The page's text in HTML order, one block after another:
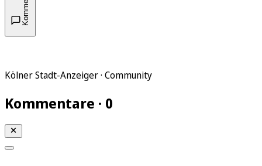
Kölner Stadt-Anzeiger · Community
Kommentare · 0